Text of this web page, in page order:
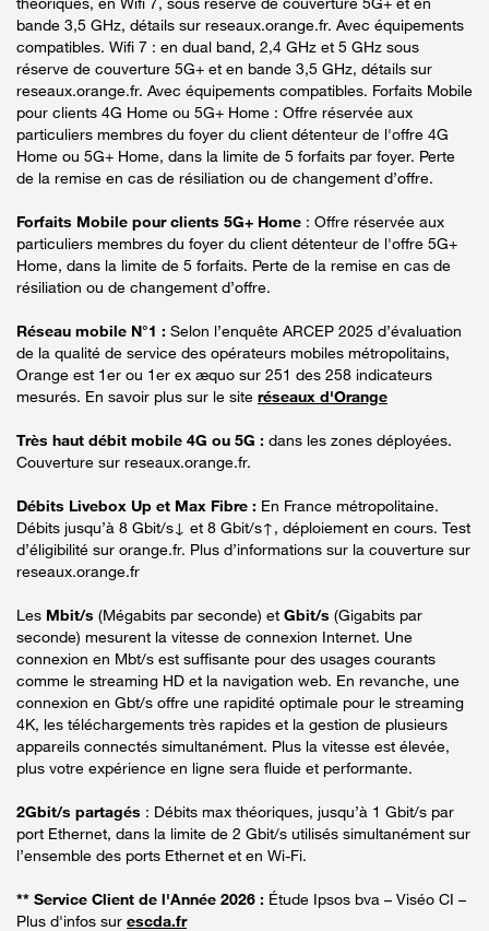
bande 3,5 GHz, détails sur reseaux.orange.fr. Avec équipements
compatibles. Wifi 7 : en dual band, 2,4 GHz et 5 GHz sous
réserve de couverture 5G+ et en bande 3,5 GHz, détails sur
reseaux.orange.fr. Avec équipements compatibles. Forfaits Mobile
pour clients 4G Home ou 5G+ Home : Offre réservée aux
particuliers membres du foyer du client détenteur de l'offre 4G
Home ou 5G+ Home, dans la limite de 5 forfaits par foyer. Perte
de la remise en cas de résiliation ou de changement d’offre.
Forfaits Mobile pour clients 5G+ Home : Offre réservée aux
particuliers membres du foyer du client détenteur de l'offre 5G+
Home, dans la limite de 5 forfaits. Perte de la remise en cas de
résiliation ou de changement d’offre.
Réseau mobile N°1 : Selon l’enquête ARCEP 2025 d’évaluation
de la qualité de service des opérateurs mobiles métropolitains,
Orange est 1er ou 1er ex æquo sur 251 des 258 indicateurs
mesurés. En savoir plus sur le site réseaux d'Orange
Très haut débit mobile 4G ou 5G : dans les zones déployées.
Couverture sur reseaux.orange.fr.
Débits Livebox Up et Max Fibre : En France métropolitaine.
Débits jusqu’à 8 Gbit/s↓ et 8 Gbit/s↑, déploiement en cours. Test
d’éligibilité sur orange.fr. Plus d’informations sur la couverture sur
reseaux.orange.fr
Les Mbit/s (Mégabits par seconde) et Gbit/s (Gigabits par
seconde) mesurent la vitesse de connexion Internet. Une
connexion en Mbt/s est suffisante pour des usages courants
comme le streaming HD et la navigation web. En revanche, une
connexion en Gbt/s offre une rapidité optimale pour le streaming
4K, les téléchargements très rapides et la gestion de plusieurs
appareils connectés simultanément. Plus la vitesse est élevée,
plus votre expérience en ligne sera fluide et performante.
2Gbit/s partagés : Débits max théoriques, jusqu’à 1 Gbit/s par
port Ethernet, dans la limite de 2 Gbit/s utilisés simultanément sur
l’ensemble des ports Ethernet et en Wi-Fi.
** Service Client de l'Année 2026 : Étude Ipsos bva – Viséo CI –
Plus d'infos sur escda.fr